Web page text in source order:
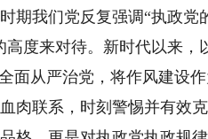
期我们党反复强调“执政党
度来对待。新时代以来，
面从严治党，将作风建设
肉联系，时刻警惕并有效